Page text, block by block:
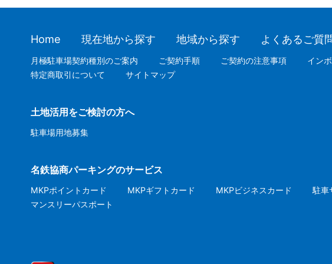
Home 現在地から探す 地域から探す よくあるご質
月極駐車場契約種別のご案内 ご契約手順 ご契約の注意事項 イン
特定商取引について
サイトマップ
土地活用をご検討の方へ
駐車場用地募集
名鉄協商パーキングのサービス
MKPポイントカード MKPギフトカード MKPビジネスカード
駐車
マンスリーパスポート